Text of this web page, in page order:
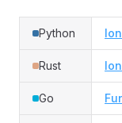
Python
Rust
Go